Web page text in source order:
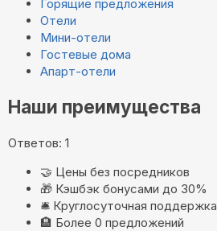
Горящие предложения
Отели
Мини-отели
Гостевые дома
Апарт-отели
Наши преимущества
Ответов: 1
🤝 Цены без посредников
🎁 Кэшбэк бонусами до 30%
🛎️ Круглосуточная поддержка
🏨 Более 0 предложений